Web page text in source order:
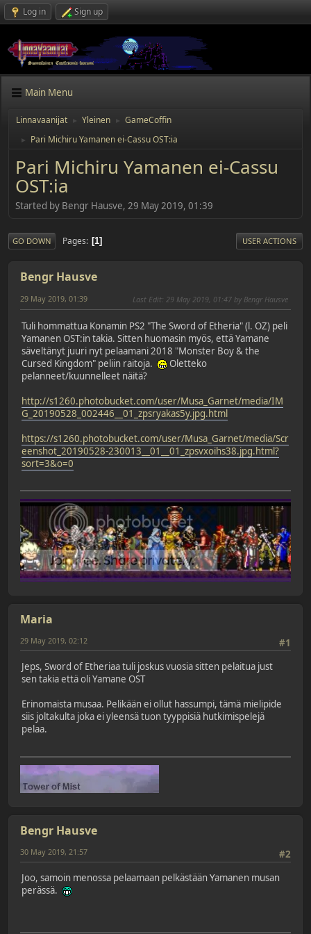
Log in Sign up
Main Menu
Linnavaanijat Yleinen GameCoffin
► Pari Michiru Yamanen ei-Cassu OST:ia
Pari Michiru Yamanen ei-Cassu
OST:ia
Started by Bengr Hausve, 29 May 2019, 01:39
GO DOWN Pages 1 USER ACTIONS
Bengr Hausve
29 May 2019, 01:39 Last Edit: 29 May 2019, 01:47 by Bengr Hausve
Tuli hommattua Konamin PS2 "The Sword of Etheria" (l. OZ) peli
Yamanen OST:in takia. Sitten huomasin myös, että Yamane
säveltänyt juuri nyt pelaamani 2018 "Monster Boy & the
Cursed Kingdom" peliin raitoja.
Oletteko
pelanneet/kuunnelleet näitä?
http://s1260.photobucket.com/user/Musa_Garnet/media/IM
G_20190528_002446__01_zpsryakas5y.jpg.html
https://s1260.photobucket.com/user/Musa_Garnet/media/Scr
eenshot_20190528-230013__01__01_zpsvxoihs38.jpg.html?
sort=3&o=0
Maria
#1
29 May 2019, 02:12
Jeps, Sword of Etheriaa tuli joskus vuosia sitten pelaitua just
sen takia että oli Yamane OST
Erinomaista musaa. Pelikään ei ollut hassumpi, tämä mielipide
siis joltakulta joka ei yleensä tuon tyyppisiä hutkimispelejä
pelaa.
Bengr Hausve
#2
30 May 2019, 21:57
Joo, samoin menossa pelaamaan pelkästään Yamanen musan
perässä.